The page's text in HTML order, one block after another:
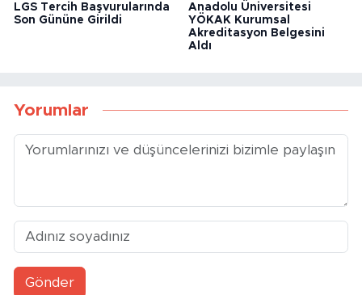
LGS Tercih Başvurularında
Son Gününe Girildi
Anadolu Üniversitesi
YÖKAK Kurumsal
Akreditasyon Belgesini
Aldı
Yorumlar
Gönder